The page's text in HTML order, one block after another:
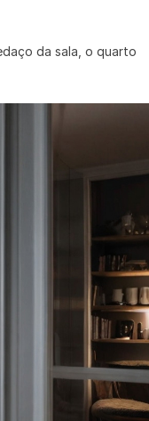
da sala, o quarto